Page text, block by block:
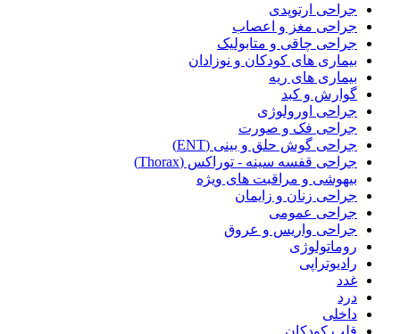
جراحی ارتوپدی
جراحی مغز و اعصاب
جراحی چاقی و متابولیک
بیماری های کودکان و نوزادان
بیماری های ریه
گوارش و کبد
جراحی اورولوژی
جراحی فک و صورت
جراحی گوش حلق و بینی (ENT)
جراحی قفسه سینه - توراکس (Thorax)
بیهوشی و مراقبت های ویژه
جراحی زنان و زایمان
جراحی عمومی
جراحی واریس و عروق
روماتولوژی
رادیوتراپی
غدد
درد
داخلی
قلب کودکان